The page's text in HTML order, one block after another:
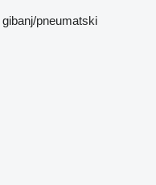
gibanj/pneumatski